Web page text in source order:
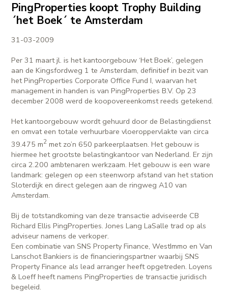
PingProperties koopt Trophy Building
´het Boek´ te Amsterdam
31-03-2009
Per 31 maart jl. is het kantoorgebouw ‘Het Boek’, gelegen
aan de Kingsfordweg 1 te Amsterdam, definitief in bezit van
het PingProperties Corporate Office Fund I, waarvan het
management in handen is van PingProperties B.V. Op 23
december 2008 werd de koopovereenkomst reeds getekend.
Het kantoorgebouw wordt gehuurd door de Belastingdienst
en omvat een totale verhuurbare vloeroppervlakte van circa
39.475 m2 met zo’n 650 parkeerplaatsen. Het gebouw is
hiermee het grootste belastingkantoor van Nederland. Er zijn
circa 2.200 ambtenaren werkzaam. Het gebouw is een ware
landmark: gelegen op een steenworp afstand van het station
Sloterdijk en direct gelegen aan de ringweg A10 van
Amsterdam.
Bij de totstandkoming van deze transactie adviseerde CB
Richard Ellis PingProperties. Jones Lang LaSalle trad op als
adviseur namens de verkoper.
Een combinatie van SNS Property Finance, WestImmo en Van
Lanschot Bankiers is de financieringspartner waarbij SNS
Property Finance als lead arranger heeft opgetreden. Loyens
& Loeff heeft namens PingProperties de transactie juridisch
begeleid.